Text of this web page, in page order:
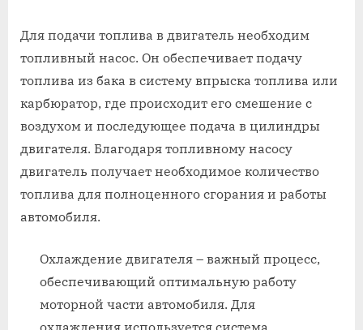
Для подачи топлива в двигатель необходим
топливный насос. Он обеспечивает подачу
топлива из бака в систему впрыска топлива или
карбюратор, где происходит его смешение с
воздухом и последующее подача в цилиндры
двигателя. Благодаря топливному насосу
двигатель получает необходимое количество
топлива для полноценного сгорания и работы
автомобиля.
Охлаждение двигателя – важный процесс,
обеспечивающий оптимальную работу
моторной части автомобиля. Для
охлаждения используется система